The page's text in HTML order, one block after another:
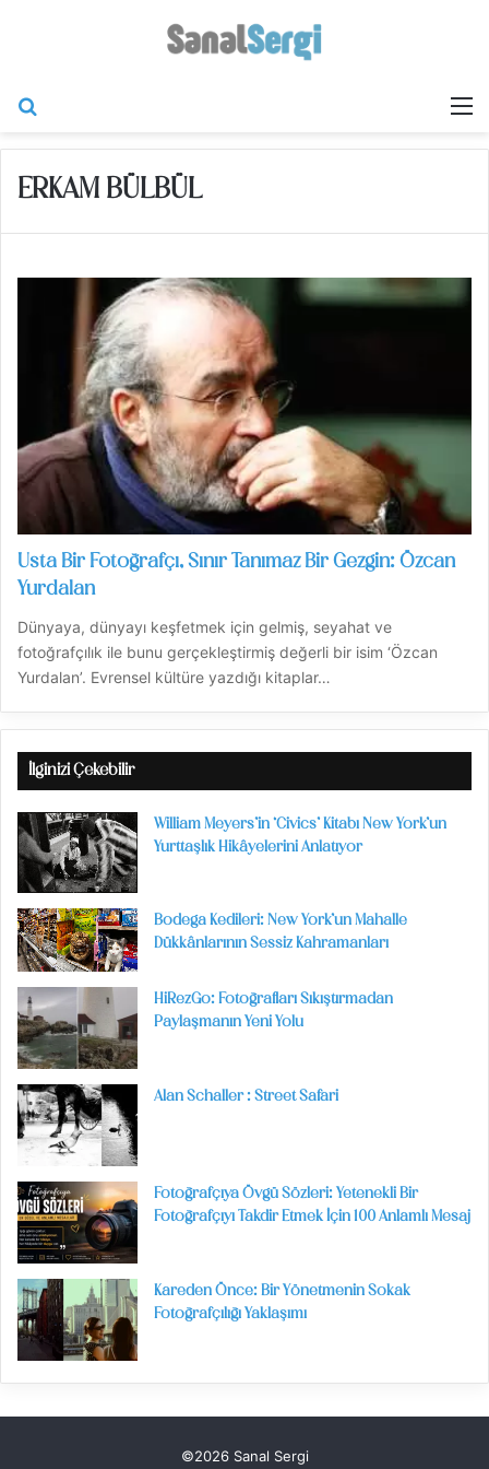
ERKAM BÜLBÜL
Usta Bir Fotoğrafçı, Sınır Tanımaz Bir Gezgin: Özcan
Yurdalan
Dünyaya, dünyayı keşfetmek için gelmiş, seyahat ve
fotoğrafçılık ile bunu gerçekleştirmiş değerli bir isim ‘Özcan
Yurdalan’. Evrensel kültüre yazdığı kitaplar…
İlginizi Çekebilir
William Meyers’in ‘Civics’ Kitabı New York’un
Yurttaşlık Hikâyelerini Anlatıyor
Bodega Kedileri: New York’un Mahalle
Dükkânlarının Sessiz Kahramanları
HiRezGo: Fotoğrafları Sıkıştırmadan
Paylaşmanın Yeni Yolu
Alan Schaller : Street Safari
Fotoğrafçıya Övgü Sözleri: Yetenekli Bir
Fotoğrafçıyı Takdir Etmek İçin 100 Anlamlı Mesaj
Kareden Önce: Bir Yönetmenin Sokak
Fotoğrafçılığı Yaklaşımı
©2026 Sanal Sergi